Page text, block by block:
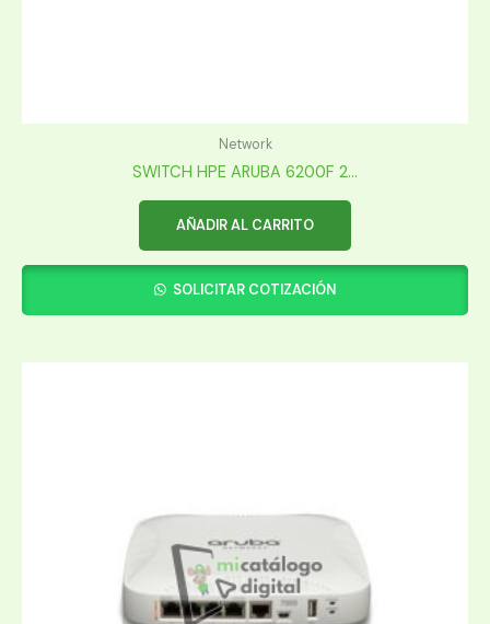
Network
SWITCH HPE ARUBA 6200F 2...
AÑADIR AL CARRITO
SOLICITAR COTIZACIÓN